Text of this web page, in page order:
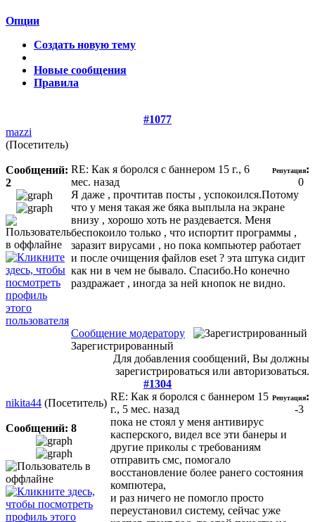
Опции
Создать новую тему
Новые сообщения
Правила
#1077
mazzi
(Посетитель)
Сообщений:
2
RE: Как я боролся с баннером 15 г., 6
мес. назад
Репутация:
0
Я даже , прочтитав посты , успокоился.Потому
что у меня такая же бяка выплыла на экране
внизу , хорошо хоть не раздевается. Меня
беспокоило только , что испортит программы ,
заразит вирусами , но пока компьютер работает
и после очищения файлов eset ? эта штука сидит
как ни в чем не бывало. Спасибо.Но конечно
раздражает , иногда за ней кнопок не видно.
Сообщение модератору
Зарегистрированный
Для добавления сообщений, Вы должны
зарегистрироваться или авторизоваться.
#1304
nikita44 (Посетитель)
Сообщений: 8
RE: Как я боролся с баннером 15
г., 5 мес. назад
Репутация:
-3
пока не стоял у меня антивирус
касперского, видел все эти банеры и
другие приколы с требованиям
отправить смс, помогало
восстановление более ранего состояния
компютера,
и раз ничего не помогло просто
переустановил систему, сейчас уже